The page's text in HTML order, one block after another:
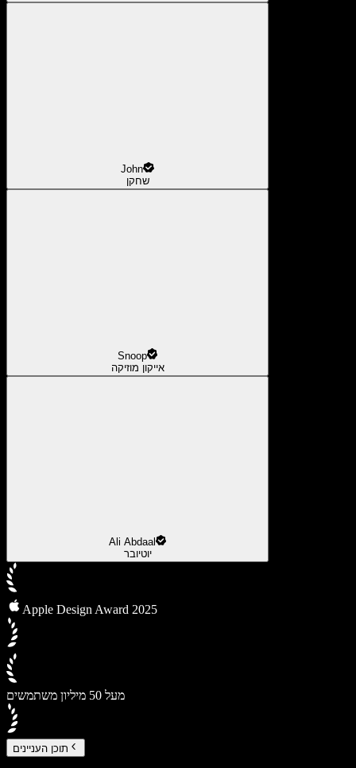
John
שחקן
Snoop
אייקון מוזיקה
Ali Abdaal
יוטיובר
Apple Design Award 2025
מעל 50 מיליון משתמשים
תוכן העניינים